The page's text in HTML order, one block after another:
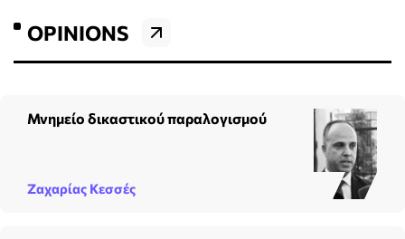
OPINIONS
Μνημείο δικαστικού παραλογισμού
Ζαχαρίας Κεσσές